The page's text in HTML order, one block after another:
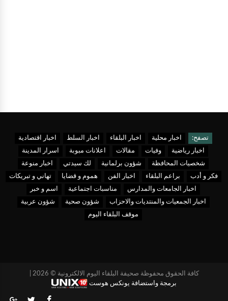
تصفح: اخبار محلية اخبار البلقاء اخبار السلط
اخبار اقتصادية
اخبار رياضية
وفيات مقالات اعلانات مبوبة
اسرار المدينة
شخصيات المحافظة
شؤون برلمانية لك سيدتي
اخبار منوعة
فكر و أدب
براعم البلقاء اخبار الفن هموم و قضايا
تهاني و تبريكات
اخبار الجامعات والمدارس
مناسبات اجتماعية
اسم و خبر
اخبار الجمعيات والمنتديات والاحزاب
شؤون صحية
شؤون عربية
موقف البلقاء اليوم
كافة الحقوق محفوظة صحيفة البلقاء اليوم الالكترونية © 2026 |
برمجة واستضافة يونكس هوست